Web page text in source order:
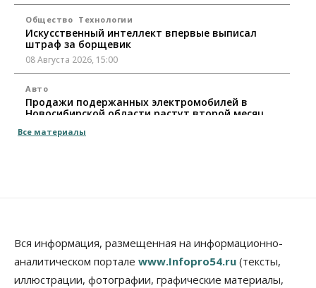
Общество Технологии
Искусственный интеллект впервые выписал
штраф за борщевик
08 Августа 2026, 15:00
Авто
Продажи подержанных электромобилей в
Новосибирской области растут второй месяц
08 Августа 2026, 13:00
Бизнес
Союз продавцов маркетплейсов
обратился в правительство РФ из-за атак на WB
08 Августа 2026, 10:00
Все материалы
Вся информация, размещенная на информационно-
аналитическом портале www.Infopro54.ru (тексты,
иллюстрации, фотографии, графические материалы,